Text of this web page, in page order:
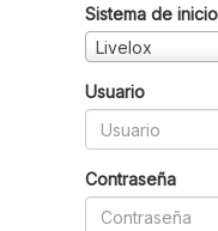
Sistema de
Livelox
Usuario
Contraseña